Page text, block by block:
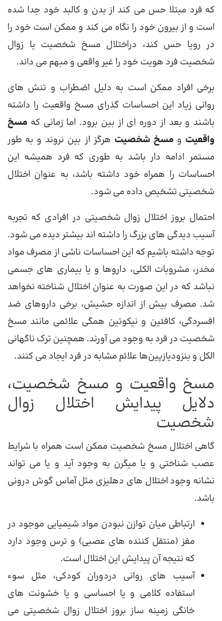
که فرد مبتلا حس می کند از بدن و کالبد خود جدا شده
است و از بیرون خود را نگاه می کند و ممکن است خود را
در رویا حس کند، دراختلال مسخ شخصیت یا زوال
شخصیت فرد هویت خود را غیر واقعی و مبهم می داند.
برخی افراد ممکن است به دلیل اضطراب و تنش های
روانی زیاد این احساسات گذرای مسخ واقعیت را داشته
باشند و بعد از دوره ای از بین برود. اما زمانی که مسخ
واقعیت ومسخ شخصیت هرگز از بین نروند و به طور
مستمر ادامه دار باشد به طوری که فرد همیشه این
احساسات را همراه خود داشته باشد، به عنوان اختلال
شخصیتی تشخیص داده می شود.
احتمال بروز اختلال زوال شخصیتی در افرادی که تجربه
آسیب دیدگی های بزرگ را داشته اند بیشتر دیده می شود.
توجه داشته باشیم که این احساسات ناشی از مصرف مواد
مخدر، مشروبات الکلی، داروها و یا بیماری های جسمی
نباشد که در این صورت به عنوان اختلال شناخته نخواهد
شد. مصرف بیش از اندازه حشیش، برخی داروهای ضد
افسردگی، کافئین و نیکوتین همگی علائمی مانند مسخ
شخصیت در فرد به وجود می آورند. همچنین ترک ناگهانی
الکل و بنزودیازپین‌ها علائم مشابه در فرد ایجاد می کنند.
مسخ واقعیت و مسخ شخصیت،
دلایل پیدایش اختلال زوال
شخصیت
گاهی اختلال مسخ شخصیت ممکن است همراه با شرایط
عصب شناختی و یا میگرن به وجود آید و یا می تواند
نشانه وجود اختلال های دهلیزی مثل آماس گوش درونی
باشد.
ارتباطی میان توازن نبودن مواد شیمیایی موجود در
مغز (منتقل کننده های عصبی) و ترس وجود دارد
که نتیجه آن پیدایش این اختلال است.
آسیب های روانی دردوران کودکی، مثل سوء
استفاده کلامی و یا احساسی و یا خشونت های
خانگی زمینه ساز بروز اختلال زوال شخصیتی می